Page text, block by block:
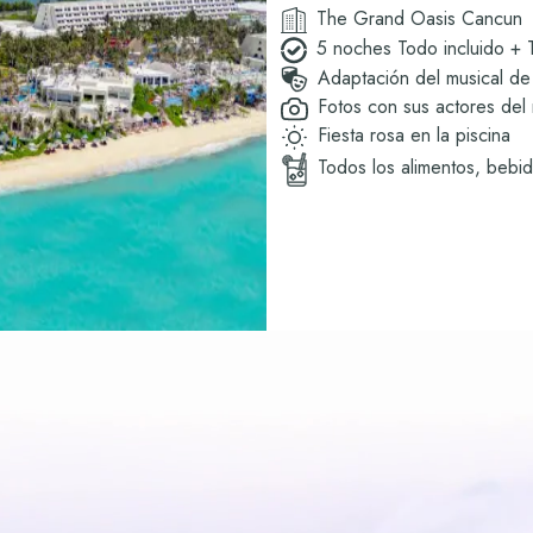
The Grand Oasis Cancun
5 noches Todo incluido +
Adaptación del musical
Fotos con sus actores
Fiesta rosa en la piscina
Todos los alimentos,